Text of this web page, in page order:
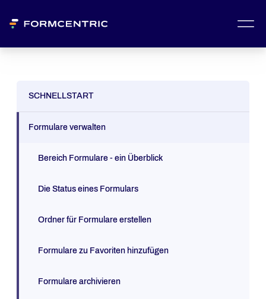
SCHNELLSTART
Formulare verwalten
Bereich Formulare - ein Überblick
Die Status eines Formulars
Ordner für Formulare erstellen
Formulare zu Favoriten hinzufügen
Formulare archivieren